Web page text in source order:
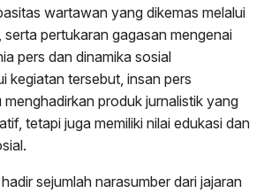
wartawan yang dikemas melalui
serta pertukaran gagasan mengenai
pers dan dinamika sosial
kegiatan tersebut, insan pers
menghadirkan produk jurnalistik yang
tetapi juga memiliki nilai edukasi dan
sejumlah narasumber dari jajaran